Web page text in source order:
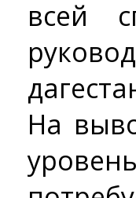
всей
На